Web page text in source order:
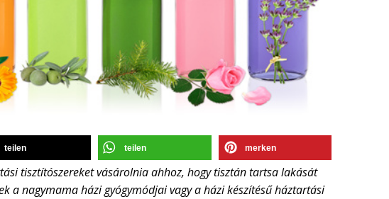
teilen teilen merken
tisztítószereket vásárolnia ahhoz, hogy tisztán tartsa lakását
a nagymama házi gyógymódjai vagy a házi készítésű háztartási